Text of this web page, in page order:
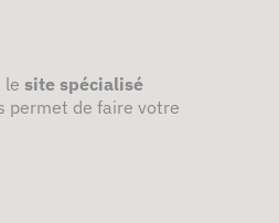
le site spécialisé
permet de faire votre